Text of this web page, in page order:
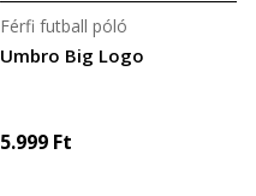
Umbro Big Logo
Férfi futball póló
5.999 Ft